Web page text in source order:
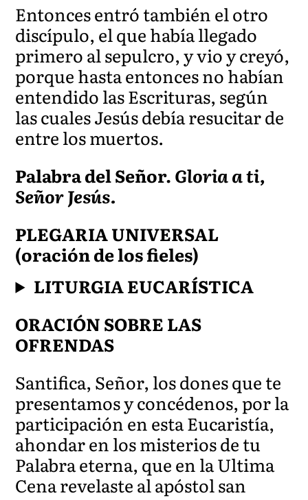
Entonces entró también el otro
discípulo, el que había llegado
primero al sepulcro, y vio y creyó,
porque hasta entonces no habían
entendido las Escrituras, según
las cuales Jesús debía resucitar de
entre los muertos.
Palabra del Señor.Gloria a ti,
Señor Jesús.
PLEGARIA UNIVERSAL
(oración de los fieles)
LITURGIA EUCARÍSTICA
ORACIÓN SOBRE LAS
OFRENDAS
Santifica, Señor, los dones que te
presentamos y concédenos, por la
participación en esta Eucaristía,
ahondar en los misterios de tu
Palabra eterna, que en la Ultima
Cena revelaste al apóstol san